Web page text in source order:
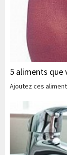
5 aliments que
Ajoutez ces